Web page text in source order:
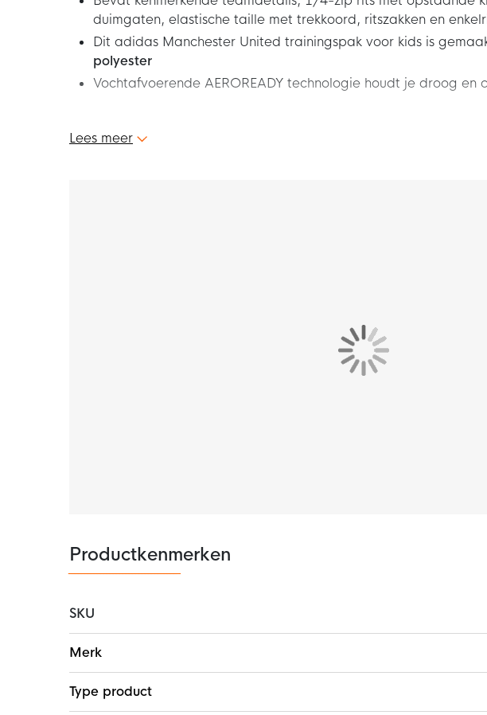
duimgaten, elastische taille met trekkoord, ritszakken en
Dit adidas Manchester United trainingspak voor kids is
polyester
Vochtafvoerende AEROREADY technologie houdt je droog en
Dit adidas Manchester United Trainingspak 1/4-Zip 2025-2026
uitermate geschikt om tijdens het trainen te dragen. De
Dit adidas Manchester United trainingspak heeft een 1/4-zip rits
luchttoevoer kunt regelen. De onzichtbare duimgaten kun je
gestroomlijnde pasvorm. De trainingsbroek heeft een elastische
pasvorm kunt aanpassen. In de ritszakken kun je veilig je
Lees meer
Productkenmerken
SKU
informatie
Merk
Type product